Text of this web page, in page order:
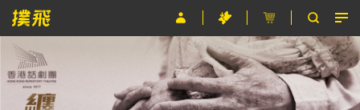
節目
主辦單位